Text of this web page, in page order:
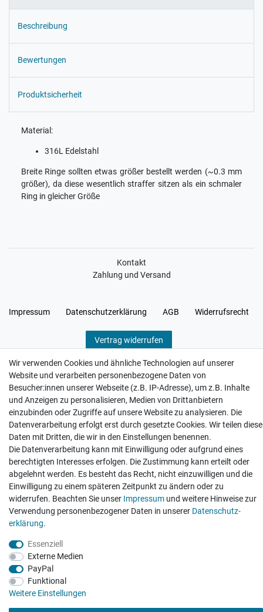
Beschreibung
Bewertungen
Produktsicherheit
Material:
316L Edelstahl
Breite Ringe sollten etwas größer bestellt werden (~0.3 mm
größer), da diese wesentlich straffer sitzen als ein schmaler
Ring in gleicher Größe
Kontakt
Zahlung und Versand
Impressum Daten­schutz­erklärung AGB Widerrufs­recht
Vertrag widerrufen
Hatte etwas bestellt was fehlerhaft versendet
wurde. Mein Anliegen habe ich mitgeteilt und sofort
Er...
Datum der Veröffentlichung: 17.07.2026
Datum der Kauferfahrung: 10.07.2026
Wir verwenden Cookies und ähnliche Technologien auf unserer
Website und verarbeiten personenbezogene Daten von
Besucher:innen unserer Webseite (z.B. IP-Adresse), um z.B. Inhalte
und Anzeigen zu personalisieren, Medien von Drittanbietern
einzubinden oder Zugriffe auf unsere Website zu analysieren. Die
Datenverarbeitung erfolgt erst durch gesetzte Cookies. Wir teilen diese
Daten mit Dritten, die wir in den Einstellungen benennen.
Die Datenverarbeitung kann mit Einwilligung oder aufgrund eines
berechtigten Interesses erfolgen. Die Zustimmung kann erteilt oder
abgelehnt werden. Es besteht das Recht, nicht einzuwilligen und die
Einwilligung zu einem späteren Zeitpunkt zu ändern oder zu
widerrufen. Beachten Sie unser Impressum und weitere Hinweise zur
Verwendung personenbezogener Daten in unserer Daten­schutz­
erklärung.
Essenziell
Externe Medien
PayPal
Funktional
Weitere Einstellungen